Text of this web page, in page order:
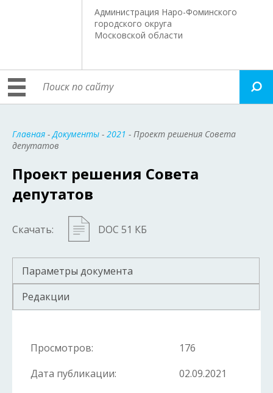
Администрация Наро-Фоминского
городского округа
Московской области
Главная -Документы - 2021 - Проект решения Совета
депутатов
Проект решения Совета
депутатов
Скачать: DOC 51 КБ
Параметры документа
Редакции
Просмотров:
176
Дата публикации:
02.09.2021